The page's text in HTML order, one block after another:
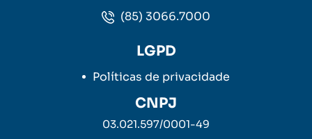
(85) 3066.7000
LGPD
Políticas de privacidade
CNPJ
03.021.597/0001-49